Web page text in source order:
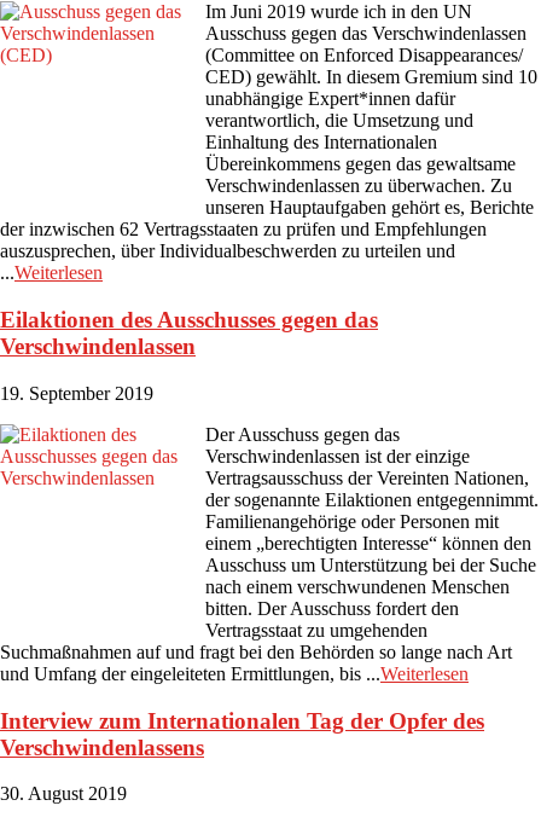
Im Juni 2019 wurde ich in den UN
Ausschuss gegen das Verschwindenlassen
(Committee on Enforced Disappearances/
CED) gewählt. In diesem Gremium sind 10
unabhängige Expert*innen dafür
verantwortlich, die Umsetzung und
Einhaltung des Internationalen
Übereinkommens gegen das gewaltsame
Verschwindenlassen zu überwachen. Zu
unseren Hauptaufgaben gehört es, Berichte
der inzwischen 62 Vertragsstaaten zu prüfen und Empfehlungen
auszusprechen, über Individualbeschwerden zu urteilen und
...Weiterlesen
Eilaktionen des Ausschusses gegen das
Verschwindenlassen
19. September 2019
Der Ausschuss gegen das
Verschwindenlassen ist der einzige
Vertragsausschuss der Vereinten Nationen,
der sogenannte Eilaktionen entgegennimmt.
Familienangehörige oder Personen mit
einem „berechtigten Interesse“ können den
Ausschuss um Unterstützung bei der Suche
nach einem verschwundenen Menschen
bitten. Der Ausschuss fordert den
Vertragsstaat zu umgehenden
Suchmaßnahmen auf und fragt bei den Behörden so lange nach Art
und Umfang der eingeleiteten Ermittlungen, bis ...Weiterlesen
Interview zum Internationalen Tag der Opfer des
Verschwindenlassens
30. August 2019